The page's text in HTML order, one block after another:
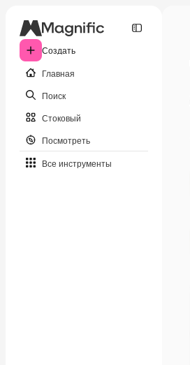
Создать
Главная
Поиск
Стоковый
Посмотреть
Все инструменты